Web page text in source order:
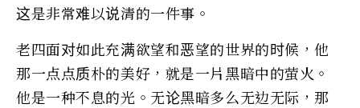
这是非常难以说清的一件事。
老四面对如此充满欲望和恶望的世界的时候，他
那一点点质朴的美好，就是一片黑暗中的萤火。
他是一种不息的光。无论黑暗多么无边无际，那